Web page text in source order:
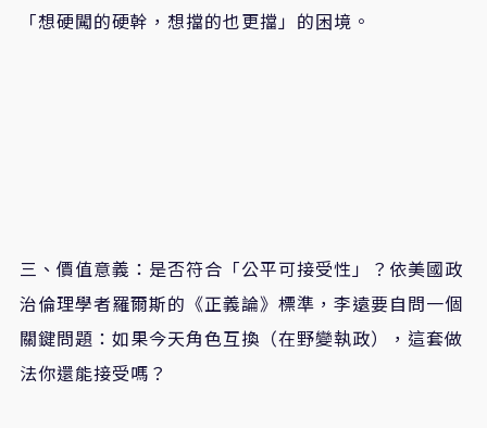
「想硬闖的硬幹，想擋的也更擋」的困境。
三、價值意義：是否符合「公平可接受性」？依美國政
治倫理學者羅爾斯的《正義論》標準，李遠要自問一個
關鍵問題：如果今天角色互換（在野變執政），這套做
法你還能接受嗎？